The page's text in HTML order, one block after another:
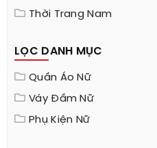
Thời Trang Nam
LỌC DANH MỤC
Quần Áo Nữ
Váy Đầm Nữ
Phụ Kiện Nữ